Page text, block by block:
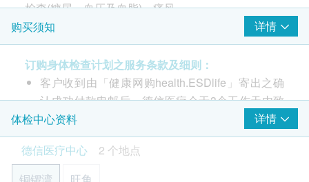
胆超声波
癌症指标
前列腺癌抗原- 男士
癌抗原125 (卵巢) - 女士
癌抗原15.3 (乳房) - 女士
癌指标CA 19.9（胰脏癌）
癌抗原(肝)
癌胚抗原(大肠)
静态心电图
一种常见且无痛的检查，可快速检测心脏问题并监测心脏健康
状况
HK$380.0
胸肺X光片
一种使用X 光检查胸部结构和器官的影像测试
*中环分店不适用此服务
HK$250.0
碳13幽门螺旋菌呼气测试
快速诊断程序，用于识别幽门螺旋杆菌感染
检查(糖尿、血压及血脂)、痛风。
超声波检查<br />超声波扫描是一种医学影像诊断技
术，利用高频率音波检查身体内部器官的结构。
癌症指标<br />当癌症发生时，身体会出现肿瘤标记，
是由身体癌细胞产生的蛋白质或其他物质等，一般可
从血液中检测到。透过检验该肿瘤标记的浓度，协助
评估诊断患癌。
购买须知 详情
订购身体检查计划之服务条款及细则：
客户收到由「健康网购health.ESDlife」寄出之确
认成功付款电邮后，德信医疗会于3个工作天内致
电客人进行预约。
客户必须于预约当天出示身份证及列印订购确认信
以确认身份。
本身体检查计划有效期为12个月，客户必须于12
体检中心资料
详情
德信医疗中心
2 个地点